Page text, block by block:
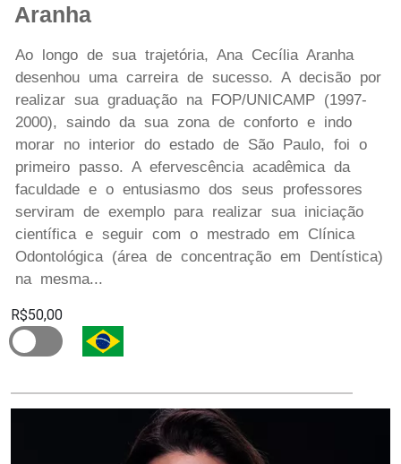
Aranha
Ao longo de sua trajetória, Ana Cecília Aranha
desenhou uma carreira de sucesso. A decisão por
realizar sua graduação na FOP/UNICAMP (1997-
2000), saindo da sua zona de conforto e indo
morar no interior do estado de São Paulo, foi o
primeiro passo. A efervescência acadêmica da
faculdade e o entusiasmo dos seus professores
serviram de exemplo para realizar sua iniciação
científica e seguir com o mestrado em Clínica
Odontológica (área de concentração em Dentística)
na mesma...
R$50,00